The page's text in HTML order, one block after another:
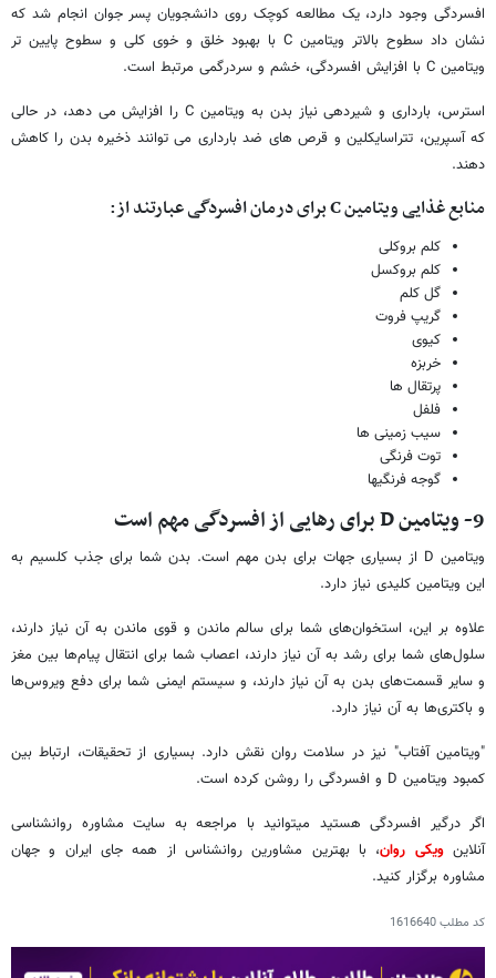
افسردگی وجود دارد، یک مطالعه کوچک روی دانشجویان پسر جوان انجام شد که
نشان داد سطوح بالاتر ویتامین C با بهبود خلق و خوی کلی و سطوح پایین تر
ویتامین C با افزایش افسردگی، خشم و سردرگمی مرتبط است.
استرس، بارداری و شیردهی نیاز بدن به ویتامین C را افزایش می دهد، در حالی
که آسپرین، تتراسایکلین و قرص های ضد بارداری می توانند ذخیره بدن را کاهش
دهند.
منابع غذایی ویتامینCبرای درمان افسردگی عبارتند از:
کلم بروکلی
کلم بروکسل
گل کلم
گریپ فروت
کیوی
خربزه
پرتقال ها
فلفل
سیب زمینی ها
توت فرنگی
گوجه فرنگیها
9- ویتامین D برای رهایی از افسردگی مهم است
ویتامین D از بسیاری جهات برای بدن مهم است. بدن شما برای جذب کلسیم به
این ویتامین کلیدی نیاز دارد.
علاوه بر این، استخوان‌های شما برای سالم ماندن و قوی ماندن به آن نیاز دارند،
سلول‌های شما برای رشد به آن نیاز دارند، اعصاب شما برای انتقال پیام‌ها بین مغز
و سایر قسمت‌های بدن به آن نیاز دارند، و سیستم ایمنی شما برای دفع ویروس‌ها
و باکتری‌ها به آن نیاز دارد.
"ویتامین آفتاب" نیز در سلامت روان نقش دارد. بسیاری از تحقیقات، ارتباط بین
کمبود ویتامین D و افسردگی را روشن کرده است.
اگر درگیر افسردگی هستید میتوانید با مراجعه به سایت مشاوره روانشناسی
آنلاینویکی روان، با بهترین مشاورین روانشناس از همه جای ایران و جهان
مشاوره برگزار کنید.
کد مطلب1616640